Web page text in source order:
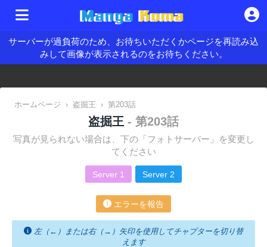
サーバーが過負荷のため、お待ちいただくかページを再読み込
みして画像が表示されるのをお待ちください。
ホームページ › 盗掘王 › 第203話
盗掘王 - 第203話
写真が見られない場合は、下の「フォトサーバー」を変更し
てください
Server 1 Server 2
エラーを報告
左（←）または右（→）矢印を使用してチャプターを切り替
えます